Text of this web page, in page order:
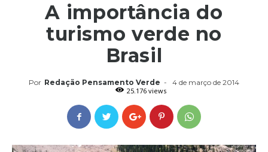
A importância do
turismo verde no
Brasil
Por Redação Pensamento Verde -
4 de março de 2014
25.176 views